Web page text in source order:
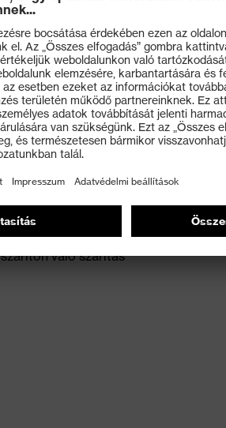
uvex xenova® középtalp
durva, öntisztító
majd kezelje általános
való szárítás